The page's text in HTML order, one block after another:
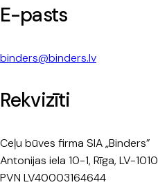
E-pasts
binders@binders.lv
Rekvizīti
Ceļu būves firma SIA „Binders”
Antonijas iela 10-1, Rīga, LV-1010
PVN LV40003164644